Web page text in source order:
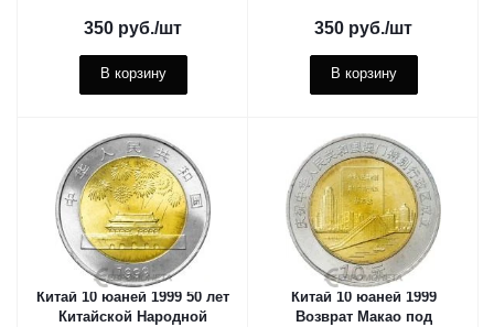
350 руб./шт
В корзину
350 руб./шт
В корзину
Китай 10 юаней 1999 50 лет
Китайской Народной
Китай 10 юаней 1999
Возврат Макао под